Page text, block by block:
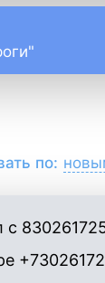
по: